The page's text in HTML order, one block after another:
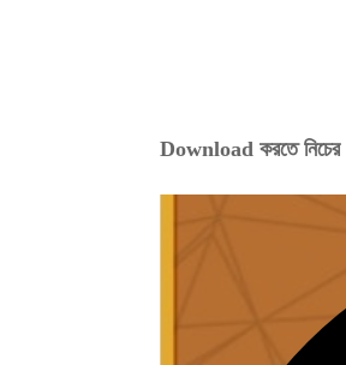
Download করতে নিচের